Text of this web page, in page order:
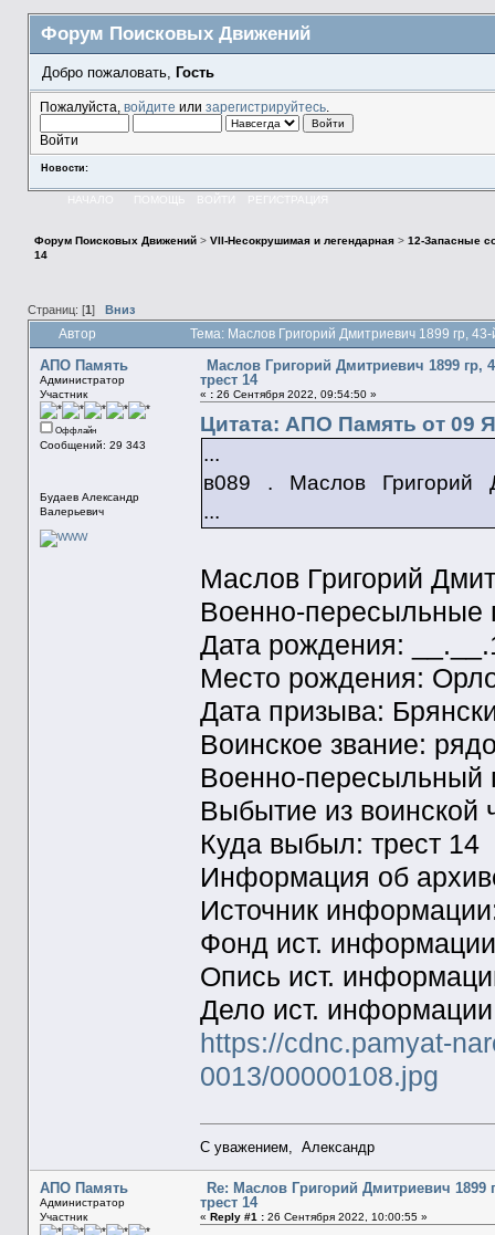
Форум Поисковых Движений
Добро пожаловать, Гость
Пожалуйста, войдите или зарегистрируйтесь.
Войти
Новости:
НАЧАЛО ПОМОЩЬ ВОЙТИ РЕГИСТРАЦИЯ
Форум Поисковых Движений> VII-Несокрушимая и легендарная> 12-Запасные
14
Страниц: [1 ] Вниз
Автор Тема: Маслов Григорий Дмитриевич 1899 гр,
АПО Память
Администратор
Участник
Оффлайн
Сообщений: 29 343
Будаев Александр
Валерьевич
Маслов Григорий Дмитриевич 1899 гр,
трест 14
« :26 Сентября 2022, 09:54:50 »
Цитата: АПО Память от 09
...
в089 . Маслов
...
Маслов Григорий
Военно-пересыльные
Дата рождения:
Место рождения:
Дата призыва:
Воинское звание:
Военно-пересыльный
Выбытие из воинской
Куда выбыл: трест 14
Информация об
Источник
Фонд ист.
Опись ист.
Дело ист.
https://cdnc.pamyat-
0013/00000108.jpg
С уважением, Александр
АПО Память
Администратор
Участник
Re: Маслов Григорий Дмитриевич 1899
трест 14
« Reply #1 :26 Сентября 2022, 10:00:55 »